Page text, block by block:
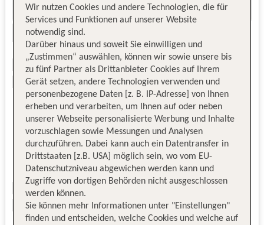
Wir nutzen Cookies und andere Technologien, die für
Services und Funktionen auf unserer Website
notwendig sind.
Darüber hinaus und soweit Sie einwilligen und
„Zustimmen“ auswählen, können wir sowie unsere bis
zu fünf Partner als Drittanbieter Cookies auf Ihrem
Gerät setzen, andere Technologien verwenden und
personenbezogene Daten [z. B. IP-Adresse] von Ihnen
erheben und verarbeiten, um Ihnen auf oder neben
unserer Webseite personalisierte Werbung und Inhalte
vorzuschlagen sowie Messungen und Analysen
durchzuführen. Dabei kann auch ein Datentransfer in
Drittstaaten [z.B. USA] möglich sein, wo vom EU-
Datenschutzniveau abgewichen werden kann und
Zugriffe von dortigen Behörden nicht ausgeschlossen
werden können.
Sie können mehr Informationen unter "Einstellungen"
finden und entscheiden, welche Cookies und welche auf